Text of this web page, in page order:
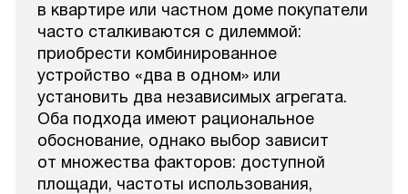
в квартире или частном доме покупатели
часто сталкиваются с дилеммой:
приобрести комбинированное
устройство «два в одном» или
установить два независимых агрегата.
Оба подхода имеют рациональное
обоснование, однако выбор зависит
от множества факторов: доступной
площади, частоты использования,